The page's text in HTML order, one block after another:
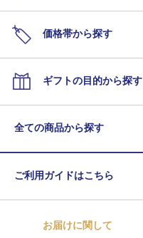
価格帯から探す
ギフトの目的から探す
全ての商品から探す
ご利用ガイドはこちら
お届けに関して